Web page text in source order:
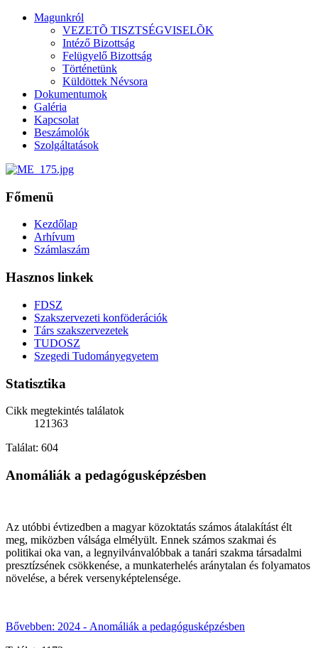
Magunkról
VEZETÕ TISZTSÉGVISELÕK
Intéző Bizottság
Felügyelő Bizottság
Történetünk
Küldöttek Névsora
Dokumentumok
Galéria
Kapcsolat
Beszámolók
Szolgáltatások
Főmenü
Kezdőlap
Arhívum
Számlaszám
Hasznos linkek
FDSZ
Szakszervezeti konföderációk
Társ szakszervezetek
TUDOSZ
Szegedi Tudományegyetem
Statisztika
Cikk megtekintés találatok
121363
Találat: 604
Anomáliák a pedagógusképzésben
Az utóbbi évtizedben a magyar közoktatás számos átalakítást élt
meg, miközben válsága elmélyült. Ennek számos szakmai és
politikai oka van, a legnyilvánvalóbbak a tanári szakma társadalmi
presztízsének csökkenése, a munkaterhelés aránytalan és folyamatos
növelése, a bérek versenyképtelensége.
Bővebben: 2024 - Anomáliák a pedagógusképzésben